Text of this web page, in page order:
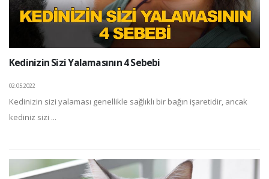
Kedinizin Sizi Yalamasının 4 Sebebi
02.05.2022
Kedinizin sizi yalaması genellikle sağlıklı bir bağın işaretidir, ancak
kediniz sizi ...